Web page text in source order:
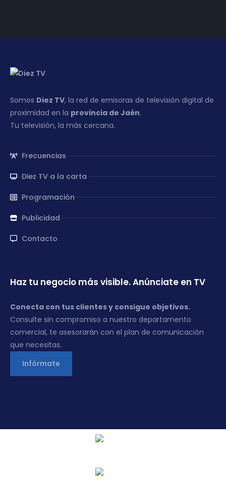
Somos Diez TV, la red de emisoras de televisión digital de
proximidad en la provincia de Jaén.
Tu televisión, la más cercana.
Frecuencias
Diez TV a la carta
Programación
Publicidad
Contacto
Haz tu negocio más visible. Anúnciate en TV
Conecta con tus clientes y consigue objetivos.
Consulte sin compromiso a nuestro departamento
comercial, te asesorarán con el plan de comunicación
que necesitas.
Infórmate